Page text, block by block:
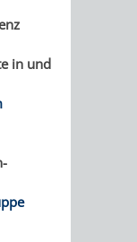
AMT
in und